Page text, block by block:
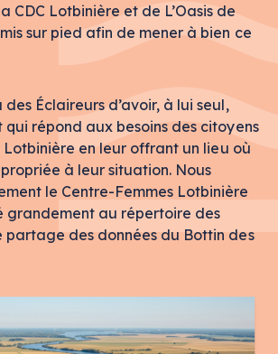
CDC Lotbinière et de L’Oasis de
sur pied afin de mener à bien ce
Éclaireurs d’avoir, à lui seul,
répond aux besoins des citoyens
en leur offrant un lieu où
à leur situation. Nous
le Centre-Femmes Lotbinière
grandement au répertoire des
partage des données du Bottin des